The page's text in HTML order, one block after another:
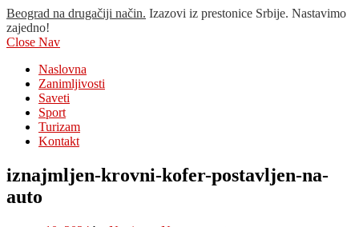
Beograd na drugačiji način. Izazovi iz prestonice Srbije. Nastavimo
zajedno!
Close Nav
Naslovna
Zanimljivosti
Saveti
Sport
Turizam
Kontakt
iznajmljen-krovni-kofer-postavljen-na-
auto